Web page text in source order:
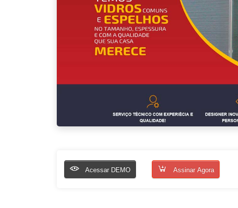
Acessar DEMO Assinar Agora